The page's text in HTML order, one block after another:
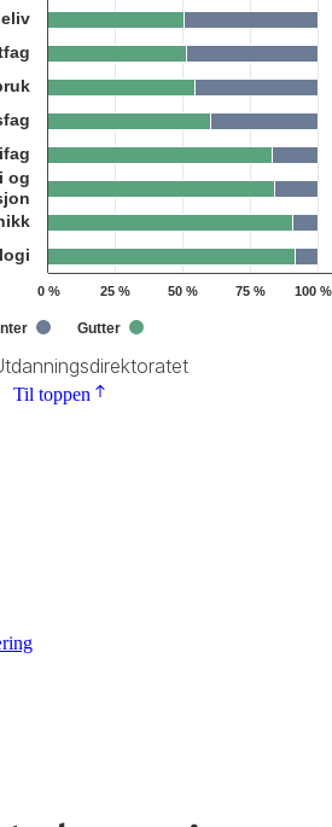
og
0 % 100 %
25 % 50 % 75 %
Gutter
Til toppen